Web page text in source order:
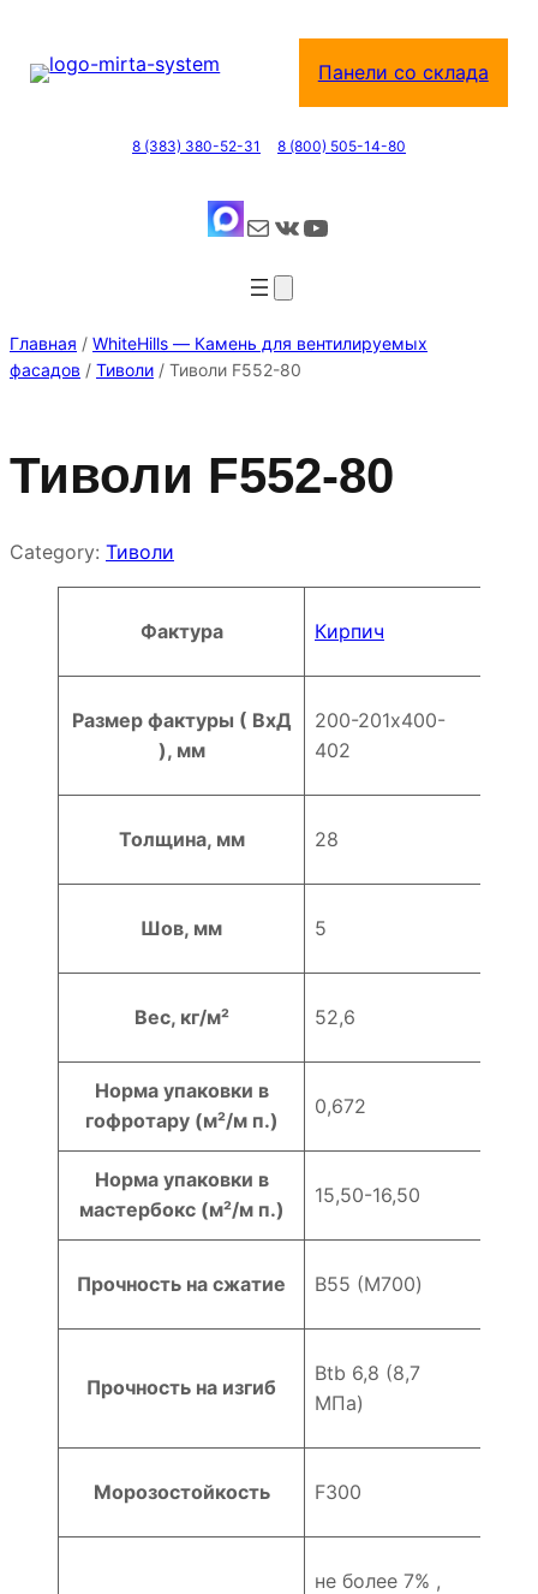
содержимому
Панели со склада
8 (383) 380-52-31 8 (800) 505-14-80
Почта ВКонтакте YouTube
Главная / WhiteHills — Камень для вентилируемых
фасадов / Тиволи / Тиволи F552-80
Тиволи F552-80
Category: Тиволи
Фактура
Кирпич
Размер фактуры ( ВхД
), мм
200-201х400-
402
Толщина, мм 28
Шов, мм 5
Вес, кг/м² 52,6
Норма упаковки в
гофротару (м²/м п.)
0,672
Норма упаковки в
мастербокс (м²/м п.)
15,50-16,50
Прочность на сжатие В55 (M700)
Прочность на изгиб
Btb 6,8 (8,7
МПа)
Морозостойкость F300
не более 7% ,